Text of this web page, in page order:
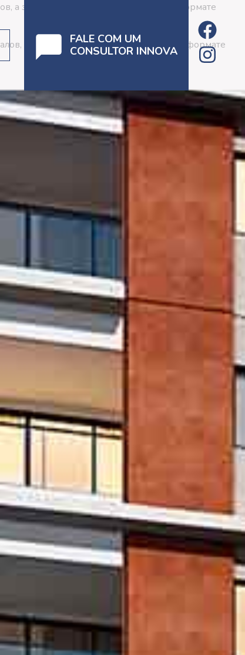
а за их работой можно наблюдать в формате
а за их работой можно наблюдать в формате
FALE COM UM
CONSULTOR INNOVA